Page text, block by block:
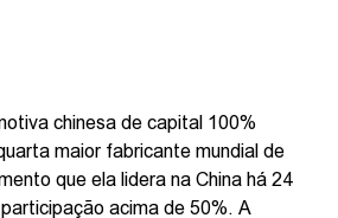
chinesa de capital 100%
maior fabricante mundial de
que ela lidera na China há 24
acima de 50%. A